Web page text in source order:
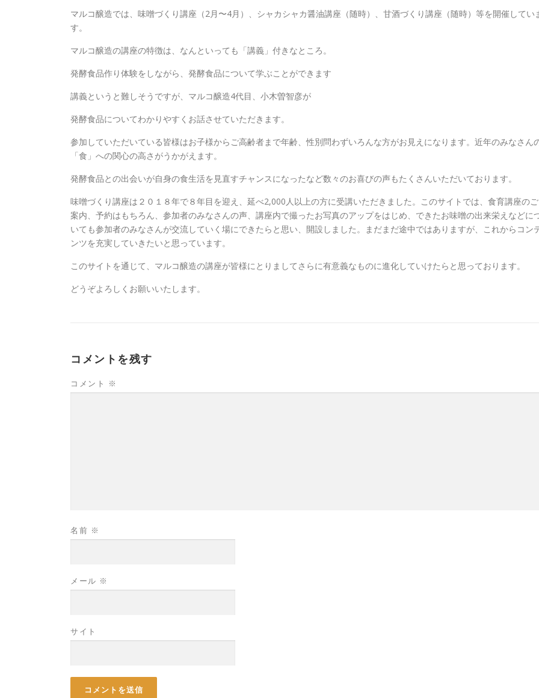
マルコ醸造では、味噌づくり講座（2月〜4月）、シャカシャカ醤油講座（随時）、甘酒づくり講座（随時）等を開催してい
す。
マルコ醸造の講座の特徴は、なんといっても「講義」付きなところ。
発酵食品作り体験をしながら、発酵食品について学ぶことができます
講義というと難しそうですが、マルコ醸造4代目、小木曽智彦が
発酵食品についてわかりやすくお話させていただきます。
参加していただいている皆様はお子様からご高齢者まで年齢、性別問わずいろんな方がお見えになります。近年のみなさん
「食」への関心の高さがうかがえます。
発酵食品との出会いが自身の食生活を見直すチャンスになったなど数々のお喜びの声もたくさんいただいております。
味噌づくり講座は２０１８年で８年目を迎え、延べ2,000人以上の方に受講いただきました。このサイトでは、食育講座のご
案内、予約はもちろん、参加者のみなさんの声、講座内で撮ったお写真のアップをはじめ、できたお味噌の出来栄えなどに
いても参加者のみなさんが交流していく場にできたらと思い、開設しました。まだまだ途中ではありますが、これからコン
ンツを充実していきたいと思っています。
このサイトを通じて、マルコ醸造の講座が皆様にとりましてさらに有意義なものに進化していけたらと思っております。
どうぞよろしくお願いいたします。
コメントを残す
コメント ※
名前 ※
メール ※
サイト